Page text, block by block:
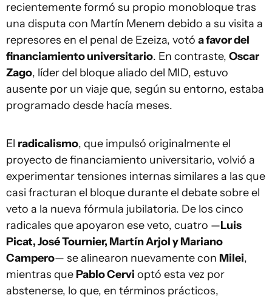
recientemente formó su propio monobloque tras
una disputa con Martín Menem debido a su visita a
represores en el penal de Ezeiza, votó a favor del
financiamiento universitario. En contraste, Oscar
Zago, líder del bloque aliado del MID, estuvo
ausente por un viaje que, según su entorno, estaba
programado desde hacía meses.
El radicalismo, que impulsó originalmente el
proyecto de financiamiento universitario, volvió a
experimentar tensiones internas similares a las que
casi fracturan el bloque durante el debate sobre el
veto a la nueva fórmula jubilatoria. De los cinco
radicales que apoyaron ese veto, cuatro —Luis
Picat, José Tournier, Martín Arjol y Mariano
Campero— se alinearon nuevamente con Milei,
mientras que Pablo Cervi optó esta vez por
abstenerse, lo que, en términos prácticos,